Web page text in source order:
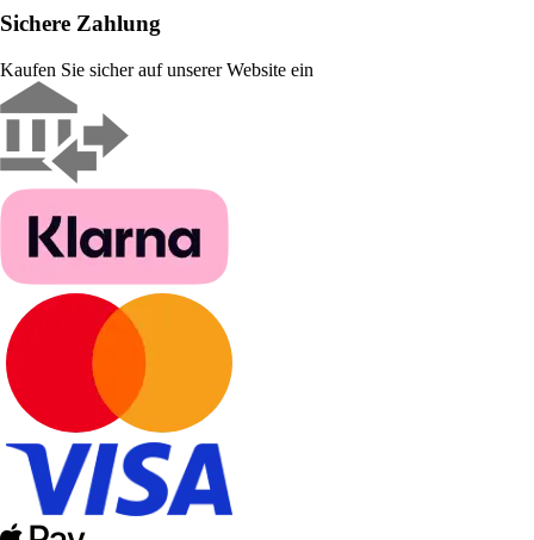
Sichere Zahlung
Kaufen Sie sicher auf unserer Website ein